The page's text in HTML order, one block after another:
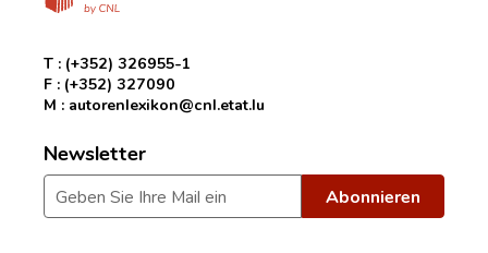
T : (+352) 326955-1
F : (+352) 327090
M : autorenlexikon@cnl.etat.lu
Newsletter